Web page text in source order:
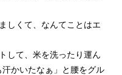
しくて、なんてことはエ
して、米を洗ったり運ん
かいたなぁ」と腰をグル